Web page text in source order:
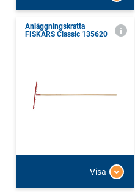
Anläggningskratta
FISKARS Classic 135620
Visa